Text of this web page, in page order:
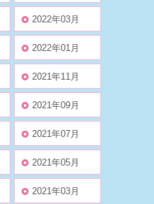
2022年03月
2022年01月
2021年11月
2021年09月
2021年07月
2021年05月
2021年03月